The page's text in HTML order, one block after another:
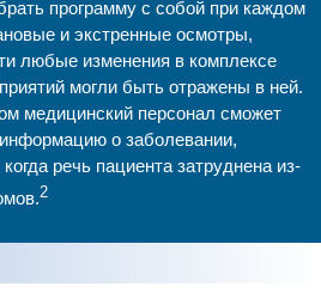
программу с собой при каждом
и экстренные осмотры,
любые изменения в комплексе
могли быть отражены в ней.
медицинский персонал сможет
о заболевании,
речь пациента затруднена из-
2